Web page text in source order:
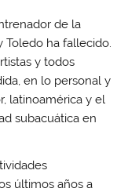
de la
Toledo ha fallecido.
y todos
en lo personal y
latinoamérica y el
subacuática en
últimos años a